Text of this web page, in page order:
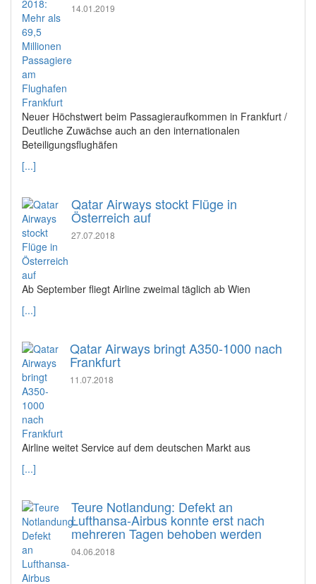
14.01.2019
Neuer Höchstwert beim Passagieraufkommen in Frankfurt /
Deutliche Zuwächse auch an den internationalen
Beteiligungsflughäfen
[...]
Qatar Airways stockt Flüge in
Österreich auf
27.07.2018
Ab September fliegt Airline zweimal täglich ab Wien
[...]
Qatar Airways bringt A350-1000 nach
Frankfurt
11.07.2018
Airline weitet Service auf dem deutschen Markt aus
[...]
Teure Notlandung: Defekt an
Lufthansa-Airbus konnte erst nach
mehreren Tagen behoben werden
04.06.2018